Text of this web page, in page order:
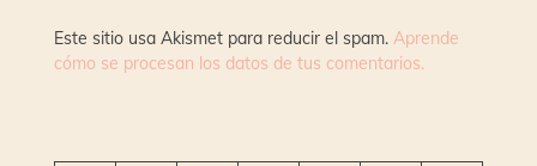
Este sitio usa Akismet para reducir el spam. Aprende
cómo se procesan los datos de tus comentarios.